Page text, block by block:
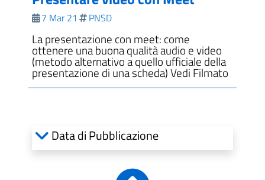
7 Mar 21 PNSD
La presentazione con meet: come
ottenere una buona qualità audio e video
(metodo alternativo a quello ufficiale della
presentazione di una scheda) Vedi Filmato
Data di Pubblicazione